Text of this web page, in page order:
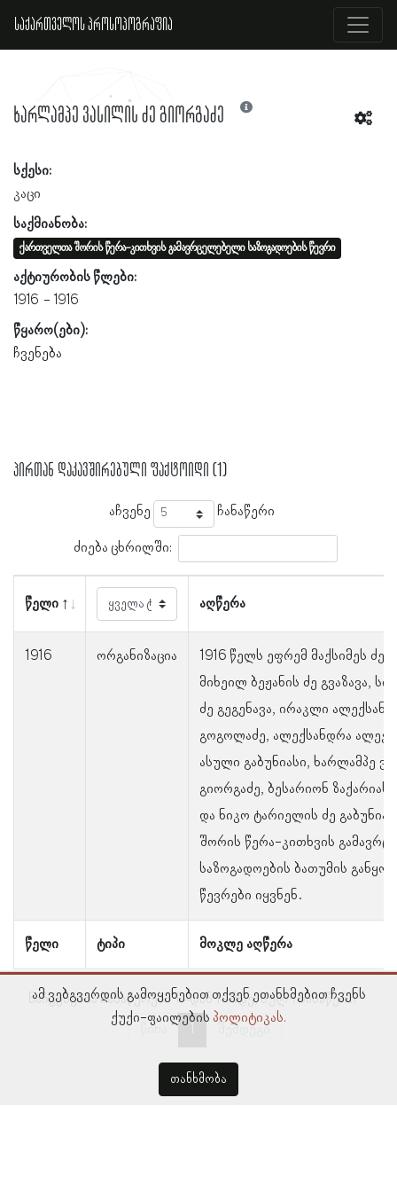
საქართველოს პროსოპოგრაფია
ხარლამპე ვასილის ძე გიორგაძე
სქესი:
კაცი
საქმიანობა:
ქართველთა შორის წერა-კითხვის გამავრცელებელი საზოგადოების წევრი
აქტიურობის წლები:
1916
1916
წყარო(ები):
ჩვენება
პირთან დაკავშირებული ფაქტოიდი (1)
აჩვენე ჩანაწერი
ძიება ცხრილში:
წელი აღწერა
წელი ტიპი მოკლე აღწერა
1916 ორგანიზაცია
1916 წელს ეფრემ მაქსიმეს ძე
მიხეილ ბეჟანის ძე გვაზავა,
ძე გეგენავა, ირაკლი
გოგოლაძე, ალექსანდრა
ასული გაბუნიასი, ხარლამპე
გიორგაძე, ბესარიონ ზაქარიას
და ნიკო ტარიელის ძე
შორის წერა-კითხვის
საზოგადოების ბათუმის
წევრები იყვნენ.
ნაჩვენებია ჩანაწერები 1–დან 1–მდე, სულ 1 ჩანაწერი
წინა
შემდეგი
ამ ვებგვერდის გამოყენებით თქვენ ეთანხმებით ჩვენს
ქუქი-ფაილების პოლიტიკას.
თანხმობა